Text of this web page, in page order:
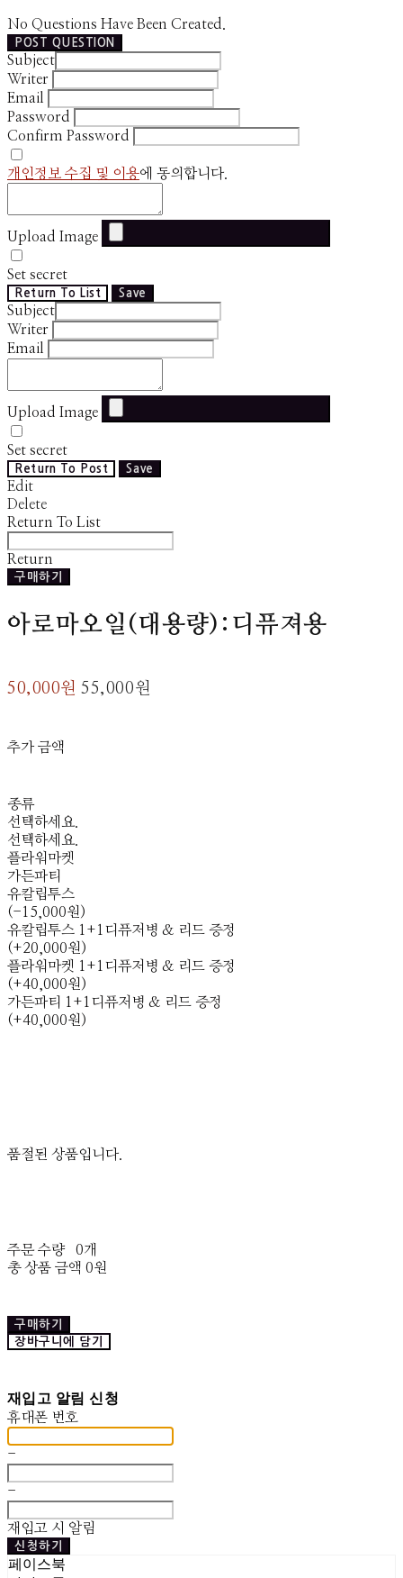
No Questions Have Been Created.
POST QUESTION
Subject
Writer
Email
Password
Confirm Password
개인정보 수집 및 이용에 동의합니다.
Upload Image
Set secret
Return To List Save
Subject
Writer
Email
Upload Image
Set secret
Return To Post Save
Edit
Delete
Return To List
Return
구매하기
아로마오일(대용량):디퓨져용
50,000원55,000원
추가 금액
종류
선택하세요.
선택하세요.
플라워마켓
가든파티
유칼립투스
(-15,000원)
유칼립투스 1+1디퓨저병 & 리드 증정
(+20,000원)
플라워마켓 1+1디퓨저병 & 리드 증정
(+40,000원)
가든파티 1+1디퓨저병 & 리드 증정
(+40,000원)
품절된 상품입니다.
주문 수량
0개
총 상품 금액 0원
구매하기
장바구니에 담기
재입고 알림 신청
휴대폰 번호
-
-
재입고 시 알림
신청하기
페이스북